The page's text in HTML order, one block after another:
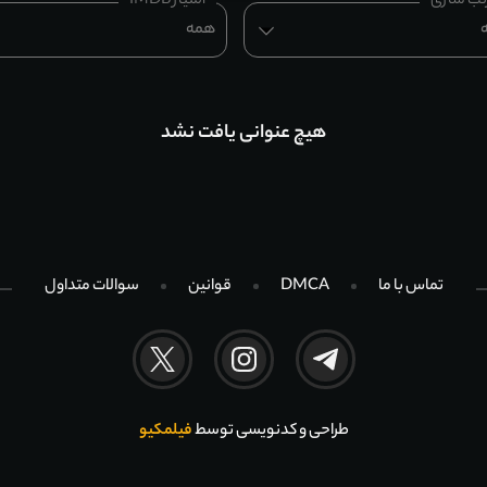
همه
هیچ عنوانی یافت نشد
تماس با ما DMCA قوانین سوالات متداول
طراحی و کدنویسی توسطفیلمکیو